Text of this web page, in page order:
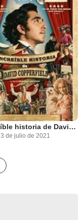
La increíble historia de David Copperfield
3 de julio de 2021